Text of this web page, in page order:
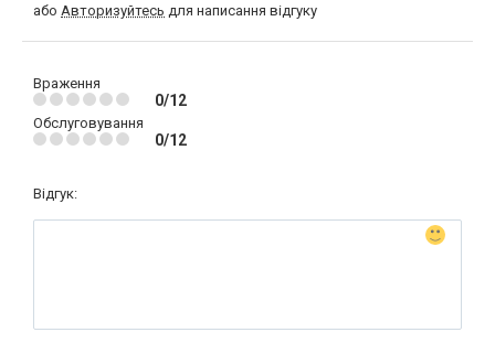
або Авторизуйтесь для написання відгуку
Враження
0/12
Обслуговування
0/12
Відгук: